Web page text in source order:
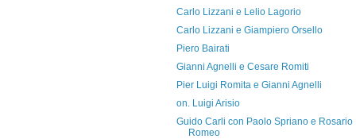
Carlo Lizzani e Lelio Lagorio
Carlo Lizzani e Giampiero Orsello
Piero Bairati
Gianni Agnelli e Cesare Romiti
Pier Luigi Romita e Gianni Agnelli
on. Luigi Arisio
Guido Carli con Paolo Spriano e Rosario
Romeo